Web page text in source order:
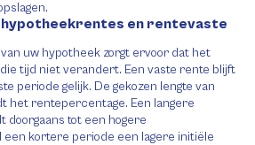
en rentevaste
uw hypotheek zorgt ervoor dat het
tijd niet verandert. Een vaste rente blijft
periode gelijk. De gekozen lengte van
het rentepercentage. Een langere
doorgaans tot een hogere
kortere periode een lagere initiële